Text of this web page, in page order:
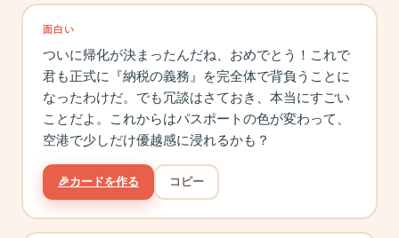
面白い
ついに帰化が決まったんだね、おめでとう！これで
君も正式に『納税の義務』を完全体で背負うことに
なったわけだ。でも冗談はさておき、本当にすごい
ことだよ。これからはパスポートの色が変わって、
空港で少しだけ優越感に浸れるかも？
🎉カードを作る コピー